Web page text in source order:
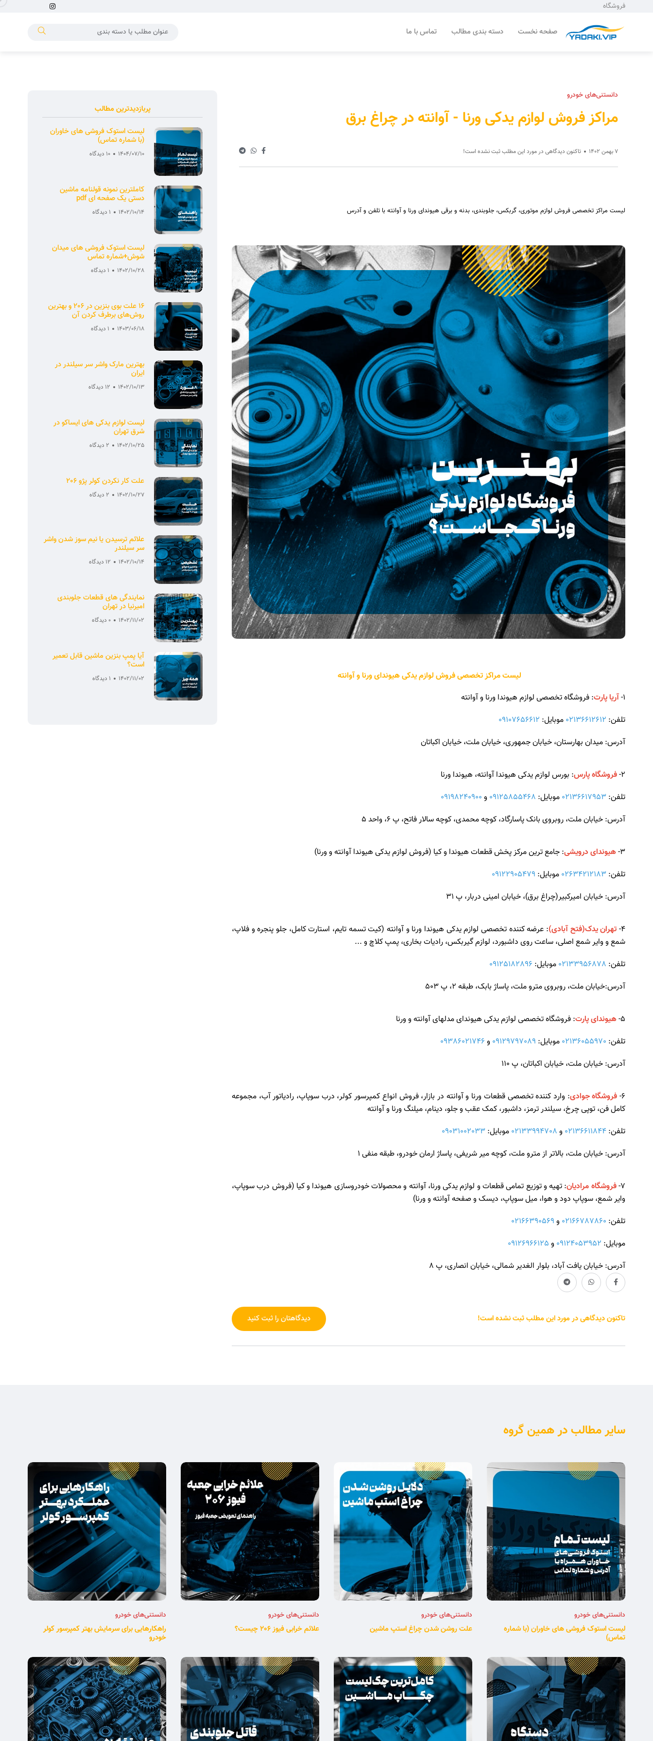
فروشگاه
صفحه نخست دسته بندی مطالب تماس با ما
دانستنی‌های خودرو
مراکز فروش لوازم یدکی ورنا - آوانته در چراغ برق
7 بهمن 1402 تاکنون دیدگاهی در مورد این مطلب ثبت نشده است!
لیست مراکز تخصصی فروش لوازم موتوری، گربکس، جلوبندی، بدنه و برقی هیوندای ورنا و آوانته با تلفن و آدرس
لیست مراکز تخصصی فروش لوازم یدکی هیوندای ورنا و آوانته
1- آریا پارت: فروشگاه تخصصی لوازم هیوندا ورنا و آوانته
تلفن: 02136612612 موبایل: 09107656612
آدرس: میدان بهارستان، خیابان جمهوری، خیابان ملت، خیابان اکباتان
2- فروشگاه پارس: بورس لوازم یدکی هیوندا آوانته، هیوندا ورنا
تلفن: 02136617953 موبایل: 09125855468 و 09198240900
آدرس: خیابان ملت، روبروی بانک پاسارگاد، کوچه محمدی، کوچه سالار فاتح، پ 6، واحد 5
3- هیوندای درویشی: جامع ترین مرکز پخش قطعات هیوندا و کیا (فروش لوازم یدکی هیوندا آوانته و ورنا)
تلفن: 02634212183 موبایل: 09122905479
آدرس: خیابان امیرکبیر(چراغ برق)، خیابان امینی دربار، پ 31
4- تهران یدک(فتح آبادی): عرضه کننده تخصصی لوازم یدکی هیوندا ورنا و آوانته (کیت تسمه تایم، استارت کامل، جلو پنجره و فلاپ،
شمع و وایر شمع اصلی، ساعت روی داشبورد، لوازم گیربکس، رادیات بخاری، پمپ کلاچ و ...
تلفن: 02133956878 موبایل: 09125182896
آدرس:خیابان ملت، روبروی مترو ملت، پاساژ بابک، طبقه 2، پ 503
5- هیوندای پارت: فروشگاه تخصصی لوازم یدکی هیوندای مدلهای آوانته و ورنا
تلفن: 02136055970 موبایل: 09129797089 و 09386021746
آدرس: خیابان ملت، خیابان اکباتان، پ 110
6- فروشگاه جوادی: وارد کننده تخصصی قطعات ورنا و آوانته در بازار، فروش انواع کمپرسور کولر، درب سوپاپ، رادیاتور آب، مجموعه
کامل فن، توپی چرخ، سیلندر ترمز، داشبور، کمک عقب و جلو، دینام، میلنگ ورنا و آوانته
تلفن: 02136611844 و 02133994708 موبایل: 09031002033
آدرس: خیابان ملت، بالاتر از مترو ملت، کوچه میر شریفی، پاساژ ارمان خودرو، طبقه منفی 1
7- فروشگاه مرادیان: تهیه و توزیع تمامی قطعات و لوازم یدکی ورنا، آوانته و محصولات خودروسازی هیوندا و کیا (فروش درب سوپاپ،
وایر شمع، سوپاپ دود و هوا، میل سوپاپ، دیسک و صفحه آوانته و ورنا)
تلفن: 02166787860 و 02166390569
موبایل: 09124053952 و 09126966125
آدرس: خیابان یافت آباد، بلوار الغدیر شمالی، خیابان انصاری، پ 8
تاکنون دیدگاهی در مورد این مطلب ثبت نشده است! دیدگاهتان را ثبت کنید
پربازدیدترین مطالب
لیست استوک فروشی های خاوران
(با شماره تماس)
1404/07/10 10 دیدگاه
کاملترین نمونه قولنامه ماشین
دستی یک صفحه ای pdf
1402/10/14 1 دیدگاه
لیست استوک فروشی های میدان
شوش+شماره تماس
1402/10/28 1 دیدگاه
16 علت بوی بنزین در 206 و بهترین
روش‌های برطرف کردن آن
1403/06/18 1 دیدگاه
بهترین مارک واشر سر سیلندر در
ایران
1402/10/13 12 دیدگاه
لیست لوازم یدکی های ایساکو در
شرق تهران
1402/10/25 2 دیدگاه
علت کار نکردن کولر پژو 206
1402/10/27 2 دیدگاه
علائم ترسیدن یا نیم سوز شدن واشر
سر سیلندر
1402/10/14 12 دیدگاه
نمایندگی های قطعات جلوبندی
امیرنیا در تهران
1402/11/02 0 دیدگاه
آیا پمپ بنزین ماشین قابل تعمیر
است؟
1402/11/02 1 دیدگاه
سایر مطالب در همین گروه
دانستنی‌های خودرو
لیست استوک فروشی های خاوران (با شماره
تماس)
دانستنی‌های خودرو
علت روشن شدن چراغ استپ ماشین
دانستنی‌های خودرو
علائم خرابی فیوز 206 چیست؟
دانستنی‌های خودرو
راهکارهایی برای سرمایش بهتر کمپرسور کولر
خودرو